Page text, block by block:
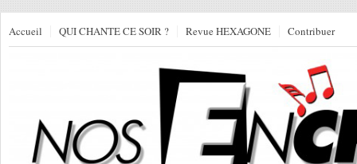
Accueil QUI CHANTE CE SOIR ? Revue HEXAGONE Contribuer